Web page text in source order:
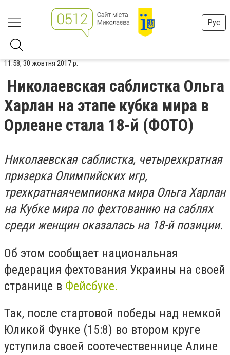
Рус
11:58, 30 жовтня 2017 р.
Николаевская саблистка Ольга
Харлан на этапе кубка мира в
Орлеане стала 18-й (ФОТО)
Николаевская саблистка, четырехкратная
призерка Олимпийских игр,
трехкратнаячемпионка мира Ольга Харлан
на Кубке мира по фехтованию на саблях
среди женщин оказалась на 18-й позиции.
Об этом сообщает национальная
федерация фехтования Украины на своей
странице в Фейсбуке.
Так, после стартовой победы над немкой
Юликой Функе (15:8) во втором круге
уступила своей соотечественнице Алине